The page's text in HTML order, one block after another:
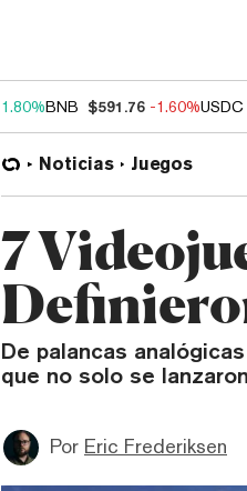
1.80%BNB $591.76 -1.60%USDC
Noticias Juegos
7
De palancas
que no solo se
Por Eric Frederiksen